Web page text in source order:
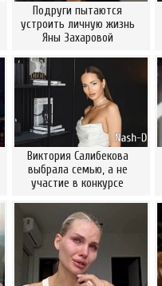
Подруги пытаются
устроить личную жизнь
Яны Захаровой
Виктория Салибекова
выбрала семью, а не
участие в конкурсе